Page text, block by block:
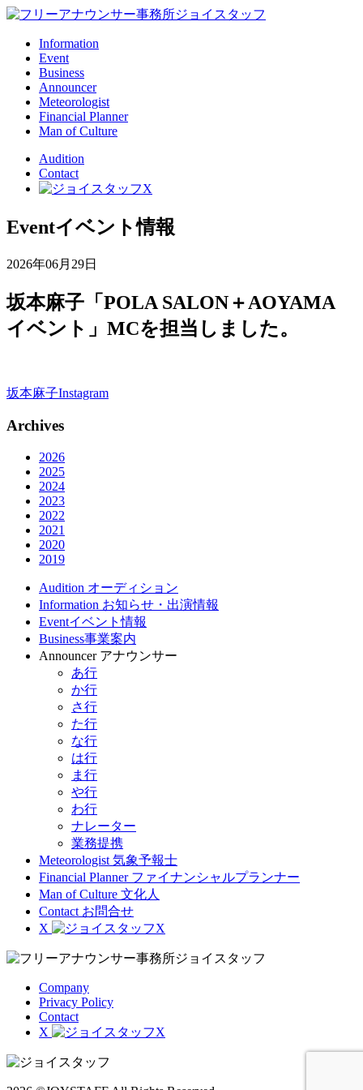
Information
Event
Business
Announcer
Meteorologist
Financial Planner
Man of Culture
Audition
Contact
Eventイベント情報
2026年06月29日
坂本麻子「POLA SALON＋AOYAMA
イベント」MCを担当しました。
坂本麻子Instagram
Archives
2026
2025
2024
2023
2022
2021
2020
2019
Audition オーディション
Information お知らせ・出演情報
Eventイベント情報
Business事業案内
Announcer アナウンサー
あ行
か行
さ行
た行
な行
は行
ま行
や行
わ行
ナレーター
業務提携
Meteorologist 気象予報士
Financial Planner ファイナンシャルプランナー
Man of Culture 文化人
Contact お問合せ
X
Company
Privacy Policy
Contact
X